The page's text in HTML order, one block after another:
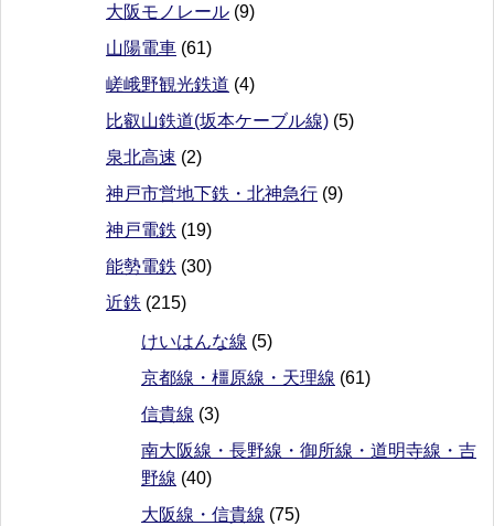
大阪モノレール (9)
山陽電車 (61)
嵯峨野観光鉄道 (4)
比叡山鉄道(坂本ケーブル線) (5)
泉北高速 (2)
神戸市営地下鉄・北神急行 (9)
神戸電鉄 (19)
能勢電鉄 (30)
近鉄 (215)
けいはんな線 (5)
京都線・橿原線・天理線 (61)
信貴線 (3)
南大阪線・長野線・御所線・道明寺線・吉
野線 (40)
大阪線・信貴線 (75)